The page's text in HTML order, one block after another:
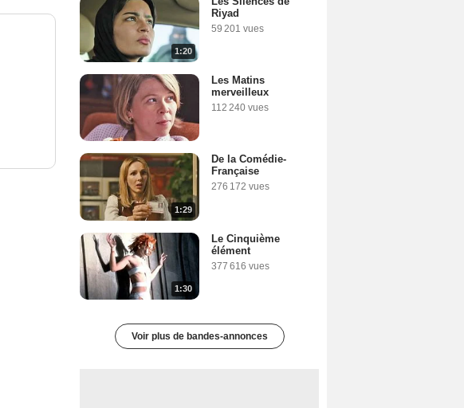
Vladimir Meserian
1:20
Riyad
59 201 vues
Les Matins
merveilleux
112 240 vues
1:29
De la Comédie-
Française
276 172 vues
1:30
Le Cinquième
élément
377 616 vues
Voir plus de bandes-annonces